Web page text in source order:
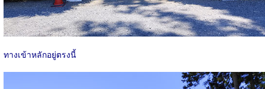
ทางเข้าหลักอยู่ตรงนี้